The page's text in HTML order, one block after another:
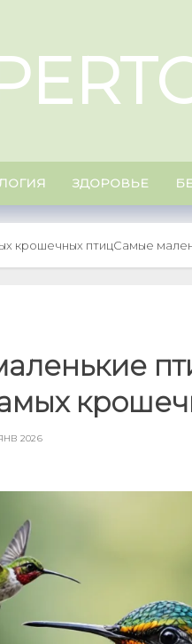
ЗДОРОВЬЕ
крошечных птицСамые
2026